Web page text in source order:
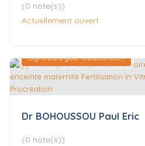
(0 note(s))
Actuellement ouvert
Gynécologue-Obstétricien
Dr BOHOUSSOU Paul Eric
(0 note(s))